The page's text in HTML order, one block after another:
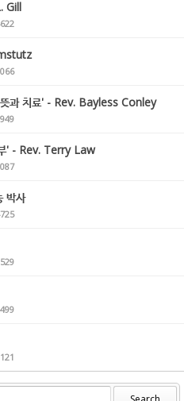
Gill
뜻과 치료' - Rev. Bayless Conley
' - Rev. Terry Law
박사